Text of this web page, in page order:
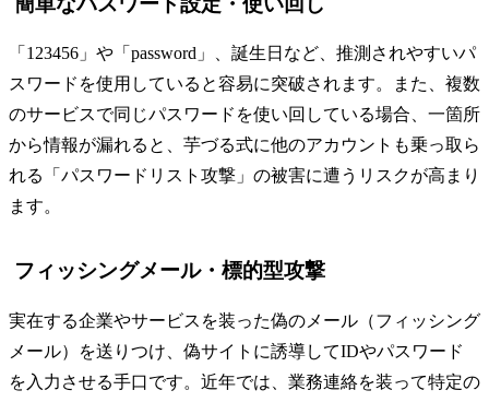
「123456」や「password」、誕生日など、推測されやすいパ
スワードを使用していると容易に突破されます。また、複数
のサービスで同じパスワードを使い回している場合、一箇所
から情報が漏れると、芋づる式に他のアカウントも乗っ取ら
れる「パスワードリスト攻撃」の被害に遭うリスクが高まり
ます。
フィッシングメール・標的型攻撃
実在する企業やサービスを装った偽のメール（フィッシング
メール）を送りつけ、偽サイトに誘導してIDやパスワード
を入力させる手口です。近年では、業務連絡を装って特定の